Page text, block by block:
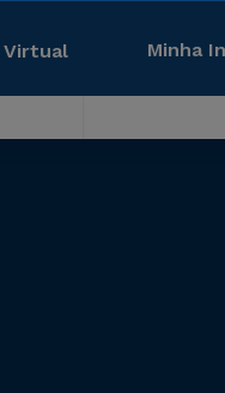
Virtual Minha